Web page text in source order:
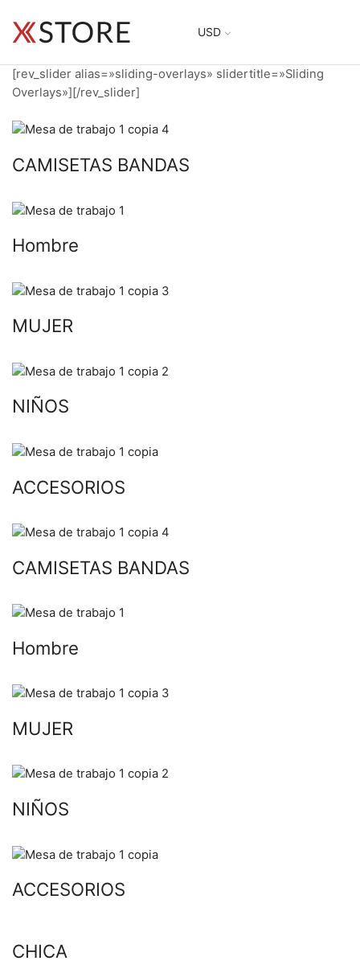
USD
[rev_slider alias=»sliding-overlays» slidertitle=»Sliding
Overlays»][/rev_slider]
CAMISETAS BANDAS
Hombre
MUJER
NIÑOS
ACCESORIOS
CAMISETAS BANDAS
Hombre
MUJER
NIÑOS
ACCESORIOS
CHICA